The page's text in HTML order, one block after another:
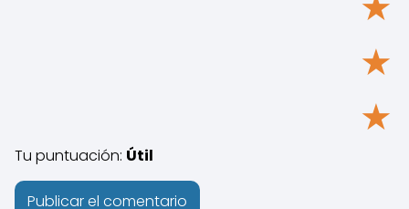
★
★
Tu puntuación: Útil